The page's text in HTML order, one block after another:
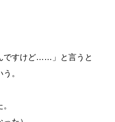
ですけど……」と言うと
。